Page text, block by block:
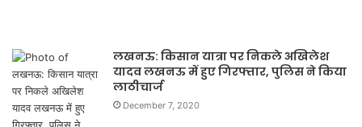
राजनीति